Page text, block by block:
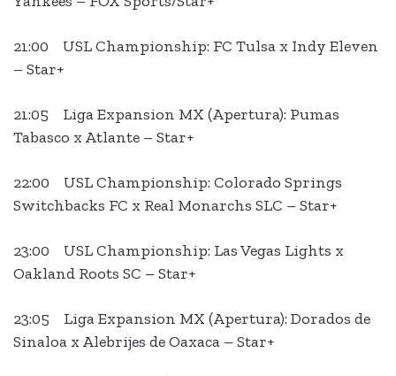
21:00 USL Championship: FC Tulsa x Indy Eleven
– Star+
21:05 Liga Expansion MX (Apertura): Pumas
Tabasco x Atlante – Star+
22:00 USL Championship: Colorado Springs
Switchbacks FC x Real Monarchs SLC – Star+
23:00 USL Championship: Las Vegas Lights x
Oakland Roots SC – Star+
23:05 Liga Expansion MX (Apertura): Dorados de
Sinaloa x Alebrijes de Oaxaca – Star+